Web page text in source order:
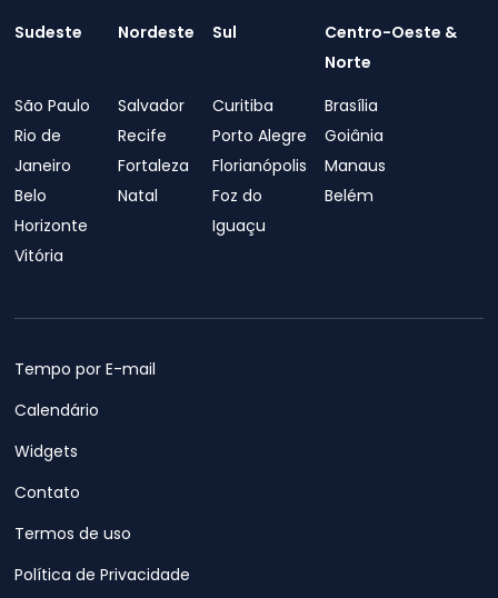
Sudeste
São Paulo
Rio de
Janeiro
Belo
Horizonte
Vitória
Nordeste
Salvador
Recife
Fortaleza
Natal
Sul
Curitiba
Porto Alegre
Florianópolis
Foz do
Iguaçu
Centro-Oeste &
Norte
Brasília
Goiânia
Manaus
Belém
Tempo por E-mail
Calendário
Widgets
Contato
Termos de uso
Política de Privacidade